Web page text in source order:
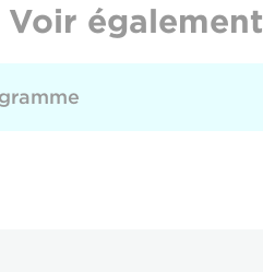
Voir également